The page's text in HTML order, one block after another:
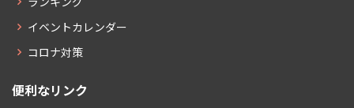
イベントカレンダー
コロナ対策
便利なリンク